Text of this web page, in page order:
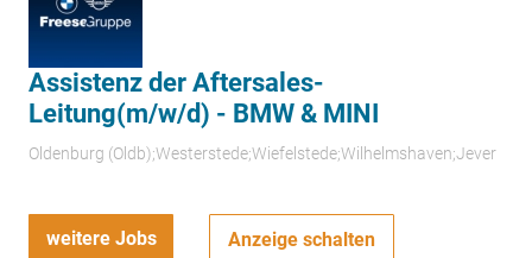
Assistenz der Aftersales-
Leitung(m/w/d) - BMW & MINI
Oldenburg (Oldb);Westerstede;Wiefelstede;Wilhelmshaven;Jever
weitere Jobs Anzeige schalten